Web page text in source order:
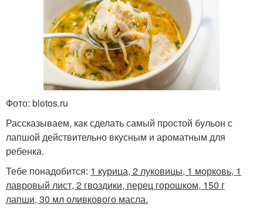
Фото: blotos.ru
Рассказываем, как сделать самый простой бульон с
лапшой действительно вкусным и ароматным для
ребенка.
Тебе понадобится: 1 курица, 2 луковицы, 1 морковь, 1
лавровый лист, 2 гвоздики, перец горошком, 150 г
лапши, 30 мл оливкового масла.